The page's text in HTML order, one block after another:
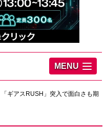
MENU
「ギアスRUSH」突入で面白さも期